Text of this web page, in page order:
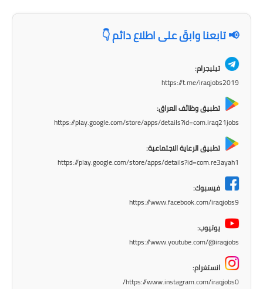
المرحلة الابتدائية
المرحلة المتوسطة
اخبار وقرارات وزارة التعليم
استمارة القبول المركزي
📢 تابعنا وابقَ على اطلاع دائم 👇
تيليجرام:
https://t.me/iraqjobs2019
تطبيق وظائف العراق:
https://play.google.com/store/apps/details?id=com.iraq21jobs
تطبيق الرعاية الاجتماعية:
https://play.google.com/store/apps/details?id=com.re3ayah1
فيسبوك:
https://www.facebook.com/iraqjobs9
يوتيوب:
https://www.youtube.com/@iraqjobs
انستغرام:
https://www.instagram.com/iraqjobs0/